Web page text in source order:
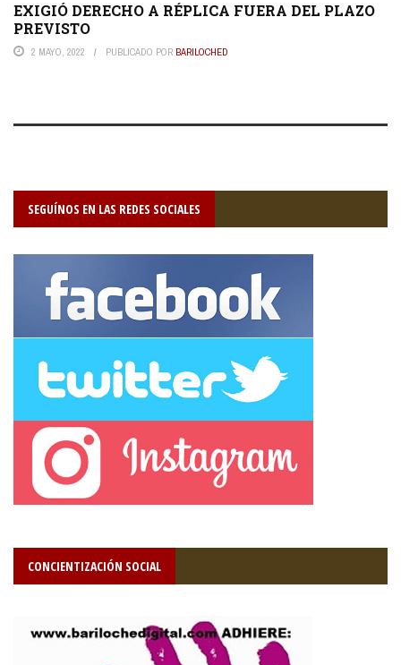
EXIGIÓ DERECHO A RÉPLICA FUERA DEL PLAZO
PREVISTO
2 MAYO, 2022 PUBLICADO POR BARILOCHED
SEGUÍNOS EN LAS REDES SOCIALES
CONCIENTIZACIÓN SOCIAL